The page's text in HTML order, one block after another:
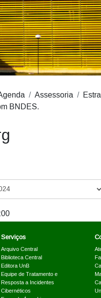
Assessoria
BNDES.
Serviços
Arquivo Central
Biblioteca Central
Editora UnB
Equipe de Tratamento e
Resposta a Incidentes
Cibernéticos